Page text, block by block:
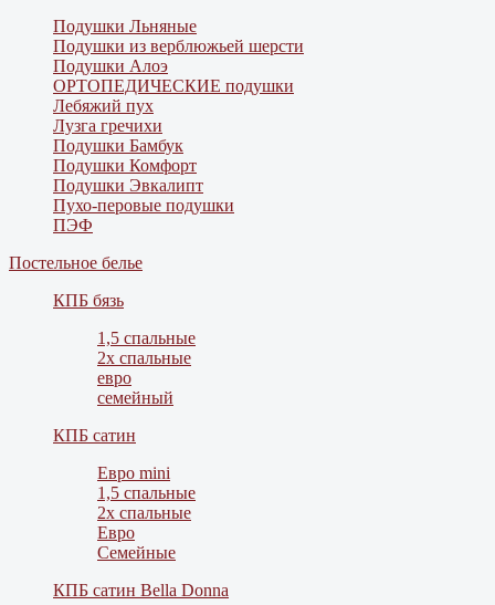
Подушки Льняные
Подушки из верблюжьей шерсти
Подушки Алоэ
ОРТОПЕДИЧЕСКИЕ подушки
Лебяжий пух
Лузга гречихи
Подушки Бамбук
Подушки Комфорт
Подушки Эвкалипт
Пухо-перовые подушки
ПЭФ
Постельное белье
КПБ бязь
1,5 спальные
2х спальные
евро
семейный
КПБ сатин
Евро mini
1,5 спальные
2х спальные
Евро
Семейные
КПБ сатин Bella Donna